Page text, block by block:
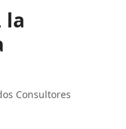
la
Consultores